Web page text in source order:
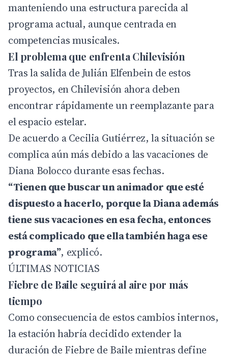
manteniendo una estructura parecida al
programa actual, aunque centrada en
competencias musicales.
El problema que enfrenta Chilevisión
Tras la salida de Julián Elfenbein de estos
proyectos, enChilevisión ahora deben
encontrar rápidamente un reemplazante para
el espacio estelar.
De acuerdo a Cecilia Gutiérrez, la situación se
complica aún más debido a las vacaciones de
Diana Bolocco durante esas fechas.
“Tienen que buscar un animador que esté
dispuesto a hacerlo, porque la Diana además
tiene sus vacaciones en esa fecha, entonces
está complicado que ella también haga ese
programa”, explicó.
ÚLTIMAS NOTICIAS
Fiebre de Baile seguirá al aire por más
tiempo
Como consecuencia de estos cambios internos,
la estación habría decidido extender la
duración de Fiebre de Baile mientras define